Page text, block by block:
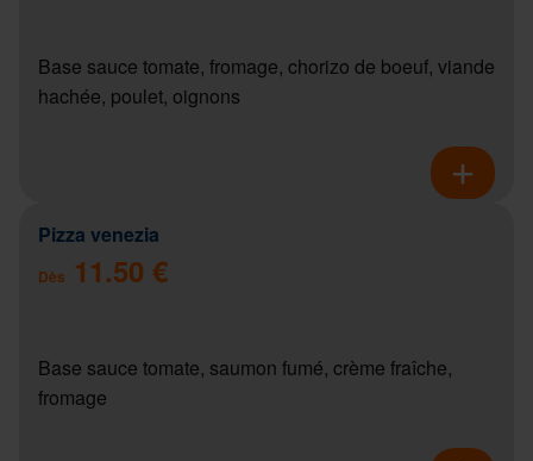
Base sauce tomate, fromage, chorizo de boeuf, viande
hachée, poulet, oignons
Pizza venezia
Dès 11.50 €
Base sauce tomate, saumon fumé, crème fraîche,
fromage